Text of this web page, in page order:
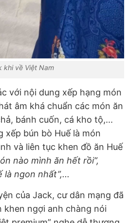
khi về Việt Nam
với nội dung xếp hạng món
âm khá chuẩn các món ăn
bánh cuốn, cá kho tộ,...
xếp bún bò Huế là món
và liên tục khen đồ ăn Huế
nào mình ăn hết rồi”,
là ngon nhất”,...
của Jack, cư dân mạng đã
khen ngợi anh chàng nói